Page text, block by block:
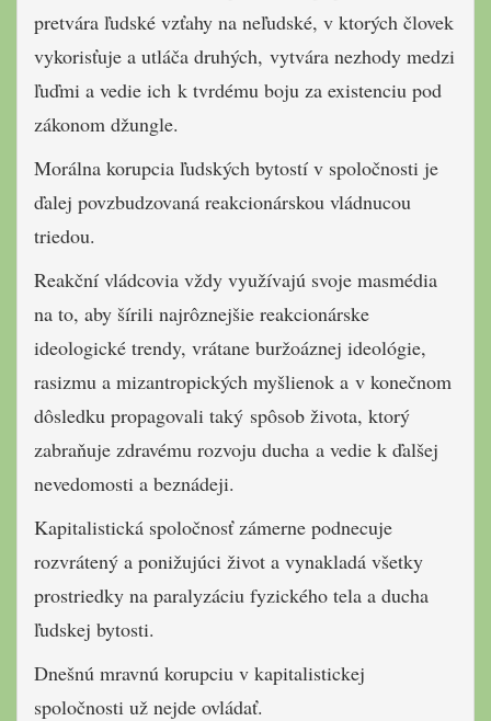
pretvára ľudské vzťahy na neľudské, v ktorých človek
vykorisťuje a utláča druhých, vytvára nezhody medzi
ľuďmi a vedie ich k tvrdému boju za existenciu pod
zákonom džungle.
Morálna korupcia ľudských bytostí v spoločnosti je
ďalej povzbudzovaná reakcionárskou vládnucou
triedou.
Reakční vládcovia vždy využívajú svoje masmédia
na to, aby šírili najrôznejšie reakcionárske
ideologické trendy, vrátane buržoáznej ideológie,
rasizmu a mizantropických myšlienok a v konečnom
dôsledku propagovali taký spôsob života, ktorý
zabraňuje zdravému rozvoju ducha a vedie k ďalšej
nevedomosti a beznádeji.
Kapitalistická spoločnosť zámerne podnecuje
rozvrátený a ponižujúci život a vynakladá všetky
prostriedky na paralyzáciu fyzického tela a ducha
ľudskej bytosti.
Dnešnú mravnú korupciu v kapitalistickej
spoločnosti už nejde ovládať.